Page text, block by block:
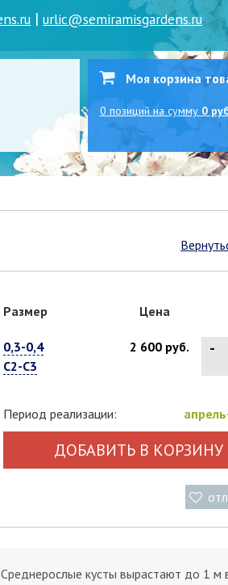
|urlic@semiramisgardens.ru
Моя корзина
0 позиций на сумму 0
Размер Цена
0,3-0,4
С2-С3
2 600 руб. -
Период реализации:
ДОБАВИТЬ В КОРЗИНУ
Среднерослые кусты вырастают до 1 м